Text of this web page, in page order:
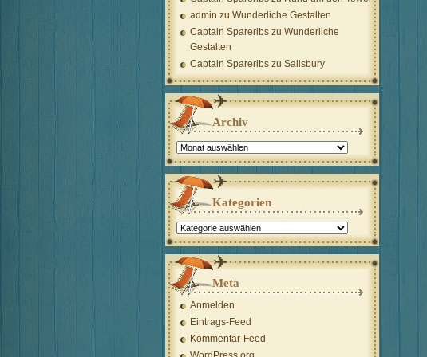
admin zu Wunderliche Gestalten
Captain Spareribs zu Wunderliche
Gestalten
Captain Spareribs zu Salisbury
Archiv
Archiv
Kategorien
Kategorien
Meta
Anmelden
Eintrags-Feed
Kommentar-Feed